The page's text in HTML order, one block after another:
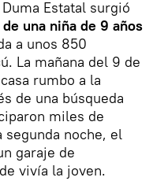
Estatal surgió
una niña de 9 años
a unos 850
La mañana del 9 de
rumbo a la
de una búsqueda
miles de
noche, el
garaje de
vivía la joven.